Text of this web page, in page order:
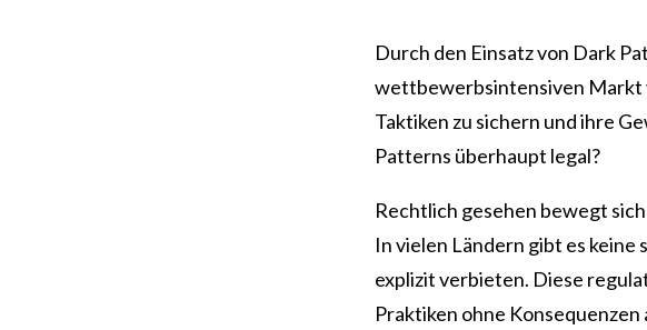
Durch den Einsatz von Dark
wettbewerbsintensiven Markt
Taktiken zu sichern und ihre
Patterns überhaupt legal?
Rechtlich gesehen bewegt
In vielen Ländern gibt es keine
explizit verbieten. Diese
Praktiken ohne